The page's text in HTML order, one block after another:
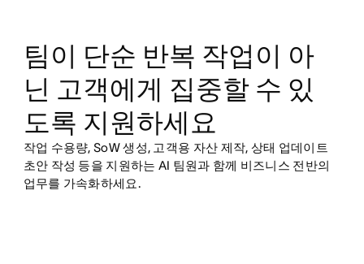
팀이 단순 반복 작업이 아
닌 고객에게 집중할 수 있
도록 지원하세요
작업 수용량, SoW 생성, 고객용 자산 제작, 상태 업데이트
초안 작성 등을 지원하는 AI 팀원과 함께 비즈니스 전반의
업무를 가속화하세요.